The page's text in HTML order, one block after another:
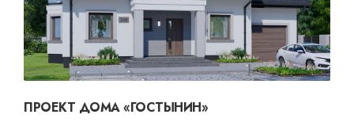
ПРОЕКТ ДОМА «ГОСТЫНИН»